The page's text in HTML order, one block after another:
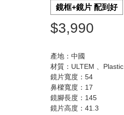
鏡框+鏡片 配到好
$3,990
產地：中國
材質：ULTEM 、Plastic
鏡片寬度：54
鼻樑寬度：17
鏡腳長度：145
鏡片高度：41.3